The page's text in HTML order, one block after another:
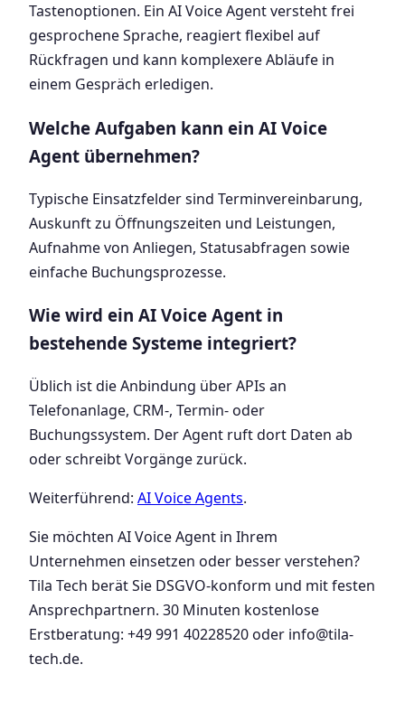
Tastenoptionen. Ein AI Voice Agent versteht frei
gesprochene Sprache, reagiert flexibel auf
Rückfragen und kann komplexere Abläufe in
einem Gespräch erledigen.
Welche Aufgaben kann ein AI Voice
Agent übernehmen?
Typische Einsatzfelder sind Terminvereinbarung,
Auskunft zu Öffnungszeiten und Leistungen,
Aufnahme von Anliegen, Statusabfragen sowie
einfache Buchungsprozesse.
Wie wird ein AI Voice Agent in
bestehende Systeme integriert?
Üblich ist die Anbindung über APIs an
Telefonanlage, CRM-, Termin- oder
Buchungssystem. Der Agent ruft dort Daten ab
oder schreibt Vorgänge zurück.
Weiterführend: AI Voice Agents.
Sie möchten AI Voice Agent in Ihrem
Unternehmen einsetzen oder besser verstehen?
Tila Tech berät Sie DSGVO-konform und mit festen
Ansprechpartnern. 30 Minuten kostenlose
Erstberatung: +49 991 40228520 oder info@tila-
tech.de.